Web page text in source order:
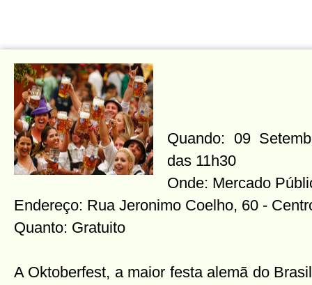
Quando: 09
das 11h30
Onde: Mercado
Endereço: Rua Jeronimo Coelho, 60 -
Quanto: Gratuito
A Oktoberfest, a maior festa alemã do Brasil